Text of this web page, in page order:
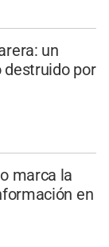
un
destruido por
marca la
en